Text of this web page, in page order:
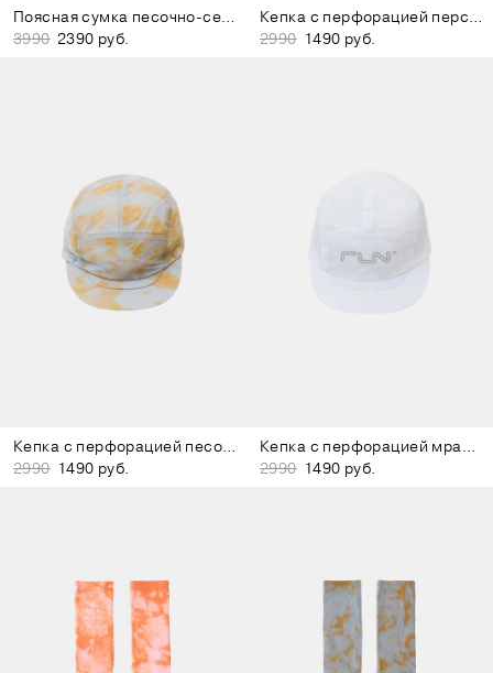
Поясная сумка песочно-серая
3990 2390 руб.
Кепка с перфорацией персиково-розовая
2990 1490 руб.
Кепка с перфорацией песочно-коричневая
2990 1490 руб.
Кепка с перфорацией мраморно-белая
2990 1490 руб.